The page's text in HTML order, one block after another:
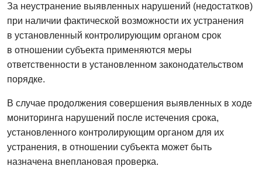
За неустранение выявленных нарушений (недостатков)
при наличии фактической возможности их устранения
в установленный контролирующим органом срок
в отношении субъекта применяются меры
ответственности в установленном законодательством
порядке.
В случае продолжения совершения выявленных в ходе
мониторинга нарушений после истечения срока,
установленного контролирующим органом для их
устранения, в отношении субъекта может быть
назначена внеплановая проверка.